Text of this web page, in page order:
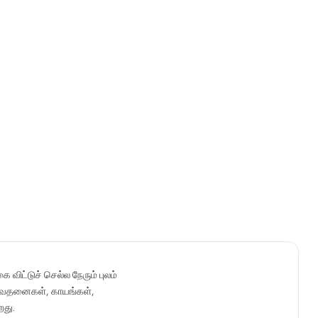
செல்ல நேரும் புலம்
வேதனைகள், காயங்கள்,